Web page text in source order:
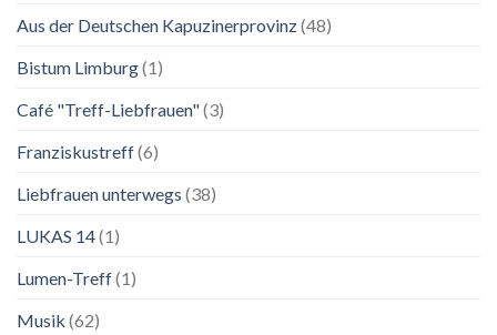
Ausstellung
Aus der Deutschen Kapuzinerprovinz(48)
Bistum Limburg(1)
Café "Treff-Liebfrauen"(3)
Franziskustreff(6)
Liebfrauen unterwegs (38)
LUKAS 14(1)
Lumen-Treff(1)
Musik (62)